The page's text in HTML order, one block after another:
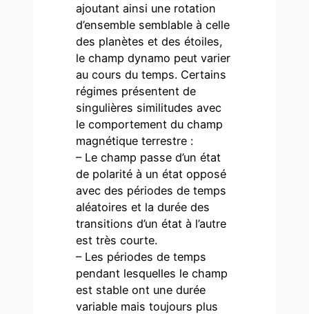
ajoutant ainsi une rotation
d’ensemble semblable à celle
des planètes et des étoiles,
le champ dynamo peut varier
au cours du temps. Certains
régimes présentent de
singulières similitudes avec
le comportement du champ
magnétique terrestre :
– Le champ passe d’un état
de polarité à un état opposé
avec des périodes de temps
aléatoires et la durée des
transitions d’un état à l’autre
est très courte.
– Les périodes de temps
pendant lesquelles le champ
est stable ont une durée
variable mais toujours plus